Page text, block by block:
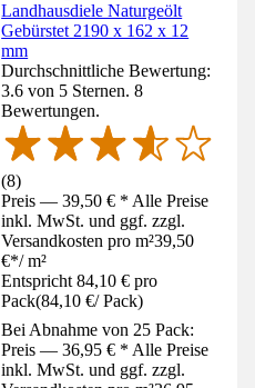
Landhausdiele Naturgeölt
Gebürstet 2190 x 162 x 12
mm
Durchschnittliche Bewertung:
3.6 von 5 Sternen. 8
Bewertungen.
(8)
Preis — 39,50 € * Alle Preise
inkl. MwSt. und ggf. zzgl.
Versandkosten pro m²39,50
€*/ m²
Entspricht 84,10 € pro
Pack(84,10 €/ Pack)
Bei Abnahme von 25 Pack:
Preis — 36,95 € * Alle Preise
inkl. MwSt. und ggf. zzgl.